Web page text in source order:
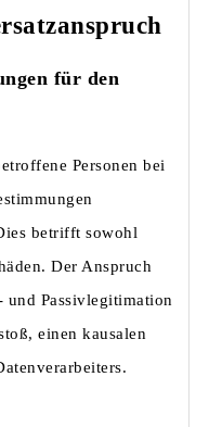
für den
Personen bei
betrifft sowohl
Der Anspruch
Passivlegitimation
einen kausalen